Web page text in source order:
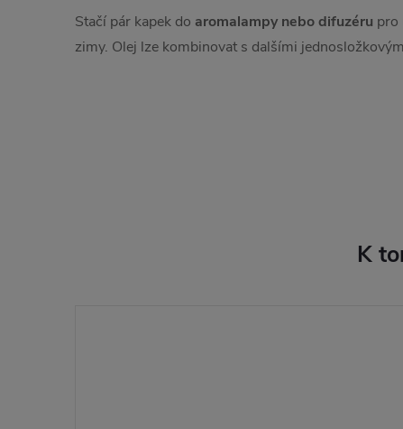
Stačí pár kapek do aromalampy nebo difuzéru pro
zimy. Olej lze kombinovat s dalšími
K